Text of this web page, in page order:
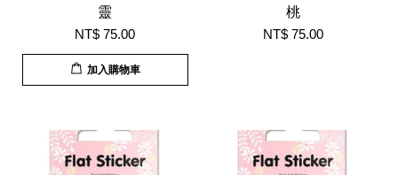
靈
NT$ 75.00
加入購物車
桃
NT$ 75.00